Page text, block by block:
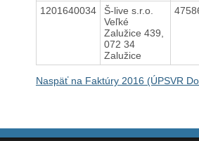
1201640034
Š-live s.r.o.
Veľké
Zalužice 439,
072 34
Zalužice
Naspäť na Faktúry 2016 (ÚPSVR